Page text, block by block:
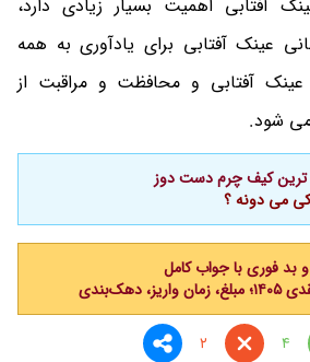
آفتابی اهمیت بسیار زیادی دارد،
عینک آفتابی برای یادآوری به همه
عینک آفتابی و محافظت و مراقبت از
می شود.
کیف چرم دست دوز
می دونه ؟
بد فوری با جواب کامل
دهک‌بندی
4
2